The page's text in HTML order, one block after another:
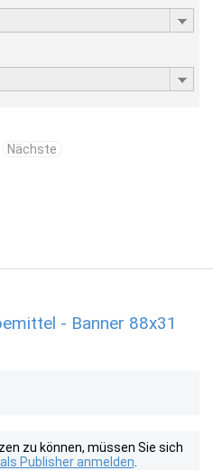
Nächste
- Banner 88x31
zu können, müssen Sie sich
als Publisher anmelden